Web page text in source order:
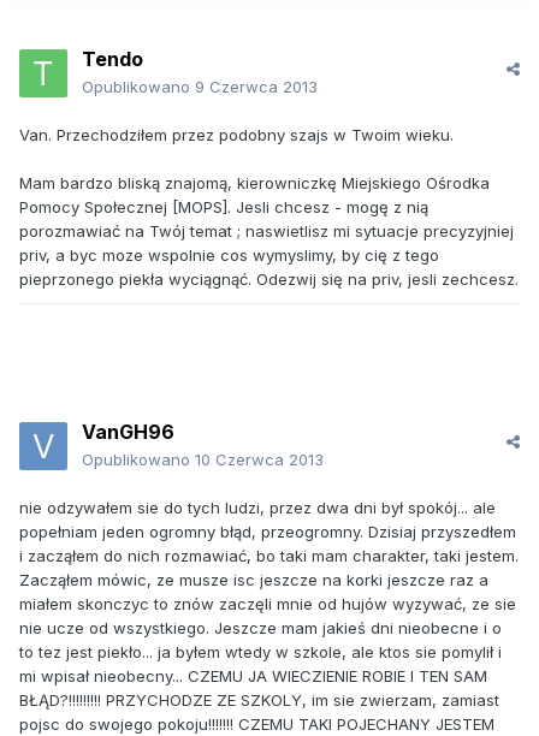
Tendo
Opublikowano 9 Czerwca 2013
Van. Przechodziłem przez podobny szajs w Twoim wieku.
Mam bardzo bliską znajomą, kierowniczkę Miejskiego Ośrodka
Pomocy Społecznej [MOPS]. Jesli chcesz - mogę z nią
porozmawiać na Twój temat ; naswietlisz mi sytuacje precyzyjniej
priv, a byc moze wspolnie cos wymyslimy, by cię z tego
pieprzonego piekła wyciągnąć. Odezwij się na priv, jesli zechcesz.
VanGH96
Opublikowano 10 Czerwca 2013
nie odzywałem sie do tych ludzi, przez dwa dni był spokój... ale
popełniam jeden ogromny błąd, przeogromny. Dzisiaj przyszedłem
i zacząłem do nich rozmawiać, bo taki mam charakter, taki jestem.
Zacząłem mówic, ze musze isc jeszcze na korki jeszcze raz a
miałem skonczyc to znów zaczęli mnie od hujów wyzywać, ze sie
nie ucze od wszystkiego. Jeszcze mam jakieś dni nieobecne i o
to tez jest piekło... ja byłem wtedy w szkole, ale ktos sie pomylił i
mi wpisał nieobecny... CZEMU JA WIECZIENIE ROBIE I TEN SAM
BŁĄD?!!!!!!!!! PRZYCHODZE ZE SZKOLY, im sie zwierzam, zamiast
pojsc do swojego pokoju!!!!!!! CZEMU TAKI POJECHANY JESTEM